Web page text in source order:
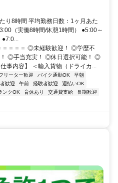
ライン（東武野田線）・京成松戸
アクセス線・北総鉄道北総線「新鎌
（新京成線）「くぬぎ山駅」から
り8時間 平均勤務日数：1ヶ月あた
（実働8時間/休憩1時間） ●5:00～
＝＝＝＝ ◎未経験歓迎！ ◎学歴不
◎手当充実！ ◎休日選択可能！ ◎
事内容】 ＜輸入貨物（ドライカ...
リーター歓迎 バイク通勤OK
早朝
歓迎 午前 経験者歓迎
週払いOK
ンクOK 育休あり 交通費支給
長期歓迎